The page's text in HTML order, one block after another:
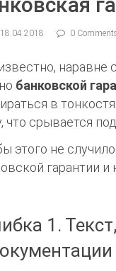
0
банковской
в
что срывается
этого не
гарантии и
1.